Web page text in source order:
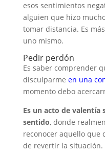
esos sentimientos
alguien que hizo
tomar distancia. Es
uno mismo.
Pedir perdón
Es saber comprender
disculparme en una
momento debo
Es un acto de valentía
sentido, donde
reconocer aquello que
de revertir la situación.